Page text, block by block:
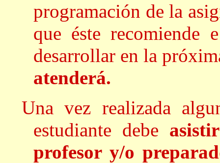
programación de la
que éste recomiende
desarrollar en la
atenderá.
Una vez realizada
estudiante debe
profesor y/o